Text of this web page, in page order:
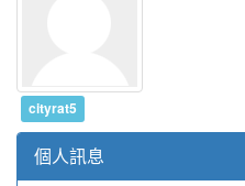
cityrat5
個人訊息